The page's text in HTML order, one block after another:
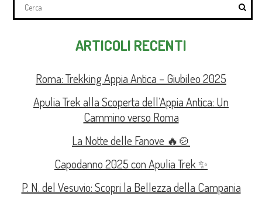
ARTICOLI RECENTI
Roma: Trekking Appia Antica – Giubileo 2025
Apulia Trek alla Scoperta dell’Appia Antica: Un
Cammino verso Roma
La Notte delle Fanove 🔥🍲
Capodanno 2025 con Apulia Trek ✨
P. N. del Vesuvio: Scopri la Bellezza della Campania